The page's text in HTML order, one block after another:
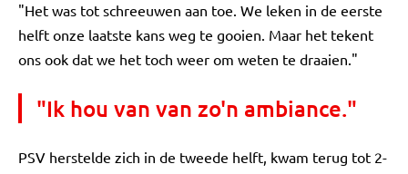
"Het was tot schreeuwen aan toe. We leken in de eerste
helft onze laatste kans weg te gooien. Maar het tekent
ons ook dat we het toch weer om weten te draaien."
"Ik hou van van zo'n ambiance."
PSV herstelde zich in de tweede helft, kwam terug tot 2-